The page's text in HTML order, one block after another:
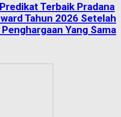
Terbaik Pradana
Tahun 2026 Setelah
Yang Sama